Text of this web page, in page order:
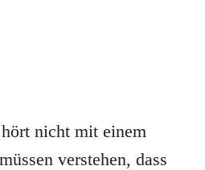
nicht mit einem
verstehen, dass